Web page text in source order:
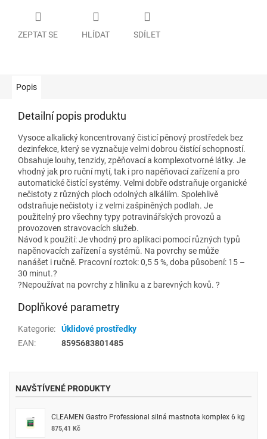
ZEPTAT SE HLÍDAT SDÍLET
Popis
Detailní popis produktu
Vysoce alkalický koncentrovaný čisticí pěnový prostředek bez
dezinfekce, který se vyznačuje velmi dobrou čistící schopností.
Obsahuje louhy, tenzidy, zpěňovací a komplexotvorné látky. Je
vhodný jak pro ruční mytí, tak i pro napěňovací zařízení a pro
automatické čistící systémy. Velmi dobře odstraňuje organické
nečistoty z různých ploch odolných alkáliím. Spolehlivě
odstraňuje nečistoty i z velmi zašpiněných podlah. Je
použitelný pro všechny typy potravinářských provozů a
provozoven stravovacích služeb.
Návod k použití: Je vhodný pro aplikaci pomocí různých typů
napěnovacích zařízení a systémů. Na povrchy se může
nanášet i ručně. Pracovní roztok: 0,5 5 %, doba působení: 15 –
30 minut.?
?Nepoužívat na povrchy z hliníku a z barevných kovů. ?
Doplňkové parametry
Kategorie:
Úklidové prostředky
EAN: 8595683801485
NAVŠTÍVENÉ PRODUKTY
CLEAMEN Gastro Professional silná mastnota komplex 6 kg
875,41 Kč